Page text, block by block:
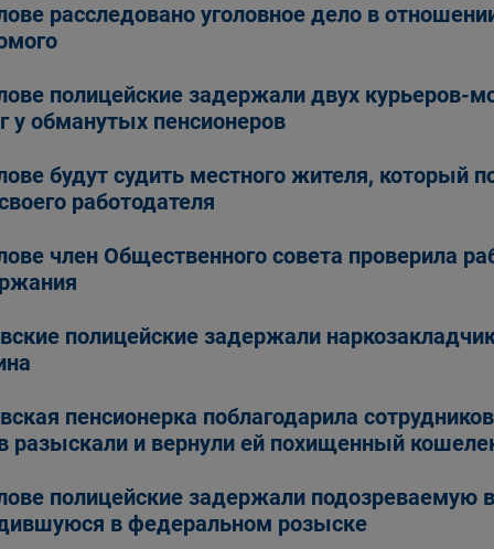
расследовано уголовное дело в
полицейские задержали двух курьеров-
у обманутых пенсионеров
будут судить местного жителя, который
работодателя
член Общественного совета проверила
полицейские задержали
пенсионерка поблагодарила
разыскали и вернули ей похищенный
полицейские задержали подозреваемую
в федеральном розыске